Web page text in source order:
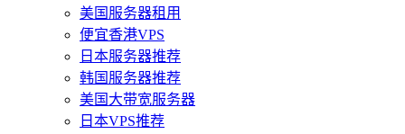
美国服务器租用
便宜香港VPS
日本服务器推荐
韩国服务器推荐
美国大带宽服务器
日本VPS推荐